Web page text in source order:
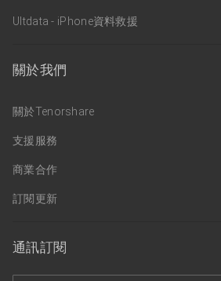
Ultdata - iPhone資料救援
關於我們
關於Tenorshare
支援服務
商業合作
訂閱更新
通訊訂閱